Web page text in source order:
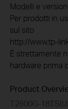
Modelli e
Per prodotti in
sul sito
http://www.tp-
È strettamente
hardware prima
Product
T2600G-